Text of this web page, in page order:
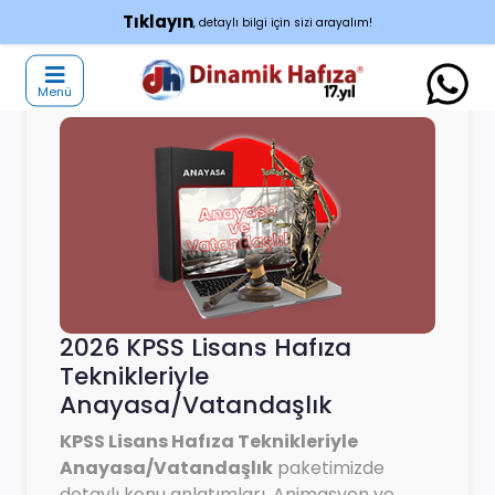
Tıklayın, detaylı bilgi için sizi arayalım!
Menü
2026 KPSS Lisans Hafıza
Teknikleriyle
Anayasa/Vatandaşlık
KPSS Lisans Hafıza Teknikleriyle
Anayasa/Vatandaşlık paketimizde